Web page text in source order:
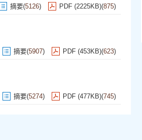
摘要(5126) PDF (2225KB)(875)
摘要(5907) PDF (453KB)(623)
摘要(5274) PDF (477KB)(745)